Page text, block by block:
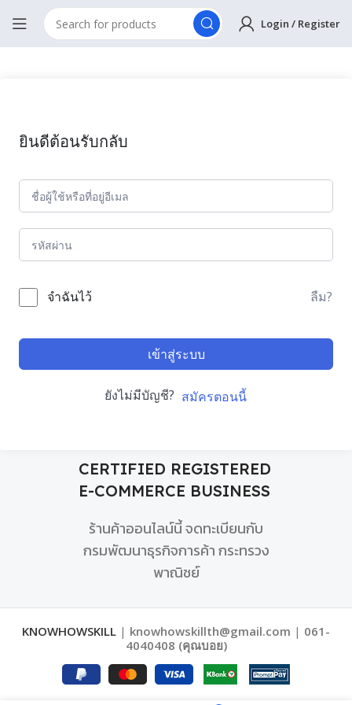
Login / Register
ยินดีต้อนรับกลับ
จำฉันไว้ ลืม?
เข้าสู่ระบบ
ยังไม่มีบัญชี? สมัครตอนนี้
CERTIFIED REGISTERED
E-COMMERCE BUSINESS
ร้านค้าออนไลน์นี้ จดทะเบียนกับ
กรมพัฒนาธุรกิจการค้า กระทรวง
พาณิชย์
KNOWHOWSKILL | knowhowskillth@gmail.com | 061-
4040408 (คุณบอย)